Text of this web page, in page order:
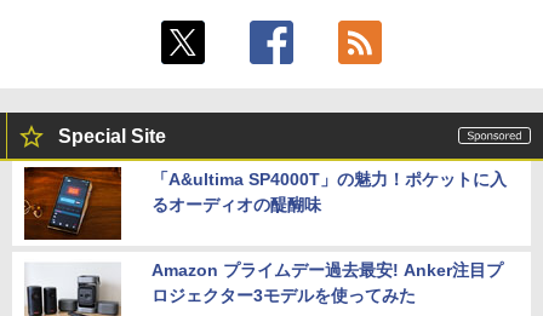
Special Site
「A&ultima SP4000T」の魅力！ポケットに入
るオーディオの醍醐味
Amazon プライムデー過去最安! Anker注目プ
ロジェクター3モデルを使ってみた